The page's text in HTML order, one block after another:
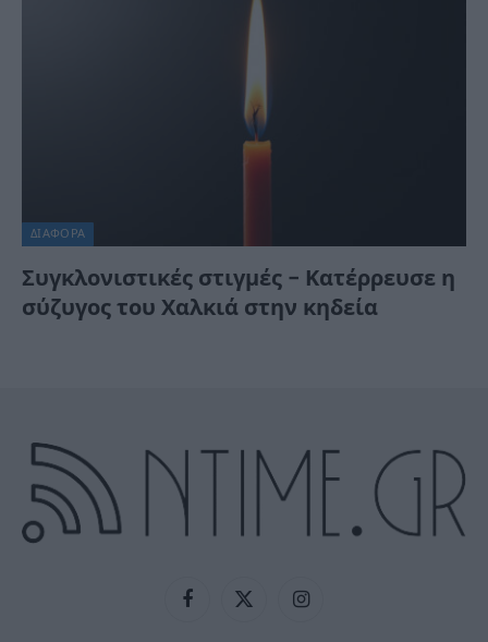
ΔΙΆΦΟΡΑ
Συγκλονιστικές στιγμές – Κατέρρευσε η
σύζυγος του Χαλκιά στην κηδεία
FacebookX
Instagram